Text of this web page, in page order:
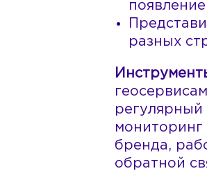
разных
регулярный
бренда,
обратной